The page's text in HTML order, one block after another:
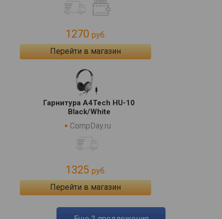
1270 руб.
Перейти в магазин
Гарнитура A4Tech HU-10
Black/White
CompDay.ru
1325 руб.
Перейти в магазин